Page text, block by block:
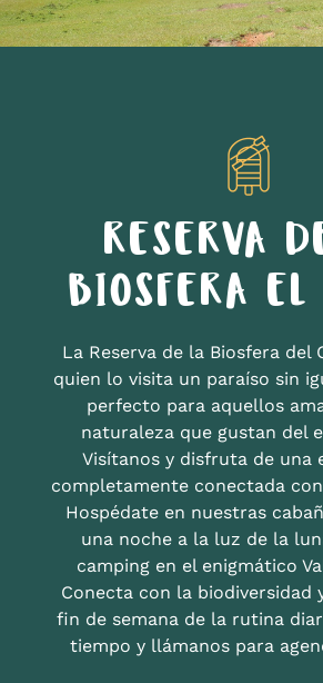
RESERVA
BIOSFERA EL
La Reserva de la Biosfera del
quien lo visita un paraíso sin
perfecto para aquellos
naturaleza que gustan del
Visítanos y disfruta de una
completamente conectada
Hospédate en nuestras
una noche a la luz de la
camping en el enigmático
Conecta con la biodiversidad
fin de semana de la rutina
tiempo y llámanos para